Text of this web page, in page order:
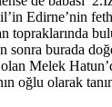
Edirne’nin
topraklarında
sonra burada
Melek
oğlu olarak